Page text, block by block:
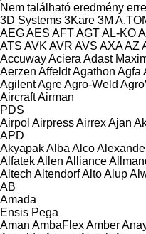
Nem található eredmény
3D Systems 3Kare 3M
AEGAES AFTAGTAL-KO
ATS AVK AVR AVS AXAAZ
AccuwayAciera Adast
Aerzen AffeldtAgathon Agfa
AgilentAgreAgro-Weld
AircraftAirman
PDS
Airpol AirpressAirrexAjan
APD
AkyapakAlba Alco
AlfatekAllen Alliance
Altech AltendorfAltoAlup
AB
Amada
Ensis Pega
Aman AmbaFlexAmber